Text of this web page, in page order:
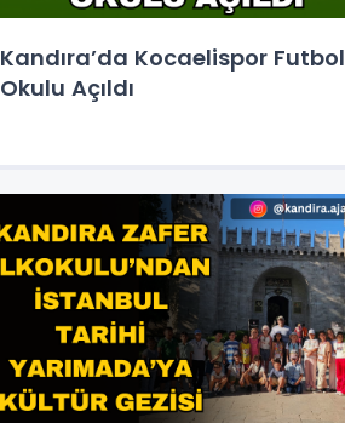
Kandıra’da Kocaelispor Futbol
Okulu Açıldı